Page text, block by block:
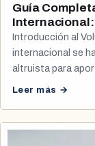
Guía
Internacional:
Introducción al
internacional se
altruista para
Leer más →